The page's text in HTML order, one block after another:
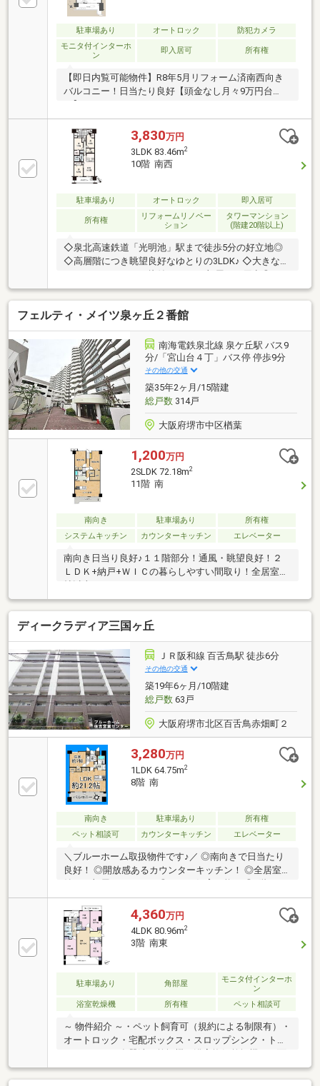
駐車場あり オートロック
防犯カメラ
モニタ付インターホ
ン
即入居可 所有権
【即日内覧可能物件】R8年5月リフォーム済南西向き
バルコニー！日当たり良好【頭金なし月々9万円台
～】
3,830万円
3LDK 83.46m2
10階 南西
駐車場あり オートロック 即入居可
所有権
リフォームリノベー
ション
タワーマンション
(階建20階以上)
◇泉北高速鉄道「光明池」駅まで徒歩5分の好立地◎
◇高層階につき眺望良好なゆとりの3LDK♪ ◇大きなキ
ャリーケースなども片付くWICを2部屋にご用意◎
大容量納戸スペース付きで生活空間もスッキリ！
フェルティ・メイツ泉ヶ丘２番館
南海電鉄泉北線 泉ケ丘駅 バス9
分/「宮山台４丁」バス停 停歩9分
その他の交通
築35年2ヶ月/15階建
総戸数314戸
大阪府堺市中区楢葉
1,200万円
2SLDK 72.18m2
11階 南
南向き 駐車場あり
所有権
システムキッチン
カウンターキッチン エレベーター
南向き日当り良好♪１１階部分！通風・眺望良好！２
ＬＤＫ+納戸+ＷＩＣの暮らしやすい間取り！全居室６
帖以上！
ディークラディア三国ヶ丘
ＪＲ阪和線 百舌鳥駅 徒歩6分
その他の交通
築19年6ヶ月/10階建
総戸数63戸
大阪府堺市北区百舌鳥赤畑町２
3,280万円
1LDK 64.75m2
8階 南
南向き 駐車場あり
所有権
ペット相談可
カウンターキッチン エレベーター
＼ブルーホーム取扱物件です♪／ ◎南向きで日当たり
良好！ ◎開放感あるカウンターキッチン！ ◎全居室収
る高層階のお部屋！
4,360万円
4LDK 80.96m2
3階 南東
駐車場あり 角部屋
モニタ付インターホ
ン
浴室乾燥機
所有権 ペット相談可
～ 物件紹介 ～・ペット飼育可（規約による制限有）・
オートロック・宅配ボックス・スロップシンク・トラ
バルコニー～ 周辺環境 ～・ライフ百舌鳥店 徒歩約１
分（約３０ｍ）・成城石井三国ヶ丘店 徒歩約８分（約